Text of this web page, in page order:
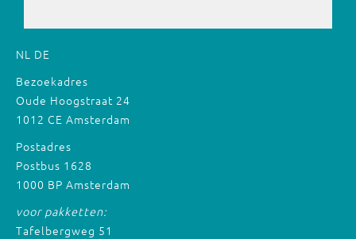
NL DE
Bezoekadres
Oude Hoogstraat 24
1012 CE Amsterdam
Postadres
Postbus 1628
1000 BP Amsterdam
voor pakketten:
Tafelbergweg 51